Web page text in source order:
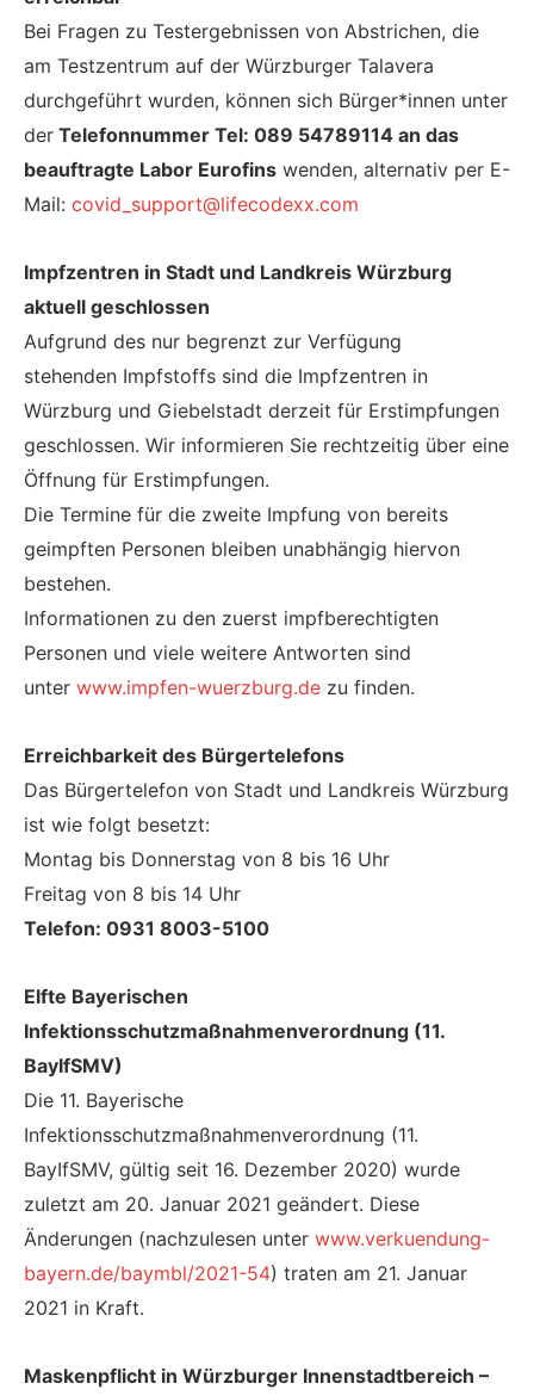
Bei Fragen zu Testergebnissen von Abstrichen, die
am Testzentrum auf der Würzburger Talavera
durchgeführt wurden, können sich Bürger*innen unter
der Telefonnummer Tel: 089 54789114 an das
beauftragte Labor Eurofins wenden, alternativ per E-
Mail: covid_support@lifecodexx.com
Impfzentren in Stadt und Landkreis Würzburg
aktuell geschlossen
Aufgrund des nur begrenzt zur Verfügung
stehenden Impfstoffs sind die Impfzentren in
Würzburg und Giebelstadt derzeit für Erstimpfungen
geschlossen. Wir informieren Sie rechtzeitig über eine
Öffnung für Erstimpfungen.
Die Termine für die zweite Impfung von bereits
geimpften Personen bleiben unabhängig hiervon
bestehen.
Informationen zu den zuerst impfberechtigten
Personen und viele weitere Antworten sind
unter www.impfen-wuerzburg.de zu finden.
Erreichbarkeit des Bürgertelefons
Das Bürgertelefon von Stadt und Landkreis Würzburg
ist wie folgt besetzt:
Montag bis Donnerstag von 8 bis 16 Uhr
Freitag von 8 bis 14 Uhr
Telefon: 0931 8003-5100
Elfte Bayerischen
Infektionsschutzmaßnahmenverordnung (11.
BayIfSMV)
Die 11. Bayerische
Infektionsschutzmaßnahmenverordnung (11.
BayIfSMV, gültig seit 16. Dezember 2020) wurde
zuletzt am 20. Januar 2021 geändert. Diese
Änderungen (nachzulesen unter www.verkuendung-
bayern.de/baymbl/2021-54) traten am 21. Januar
2021 in Kraft.
Maskenpflicht in Würzburger Innenstadtbereich –